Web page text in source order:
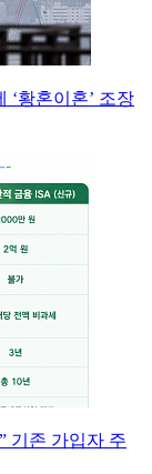
‘황혼이혼’ 조장
기존 가입자 주